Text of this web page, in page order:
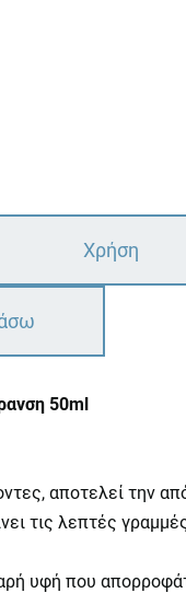
Χρήση
50ml
αποτελεί την
τις λεπτές
υφή που